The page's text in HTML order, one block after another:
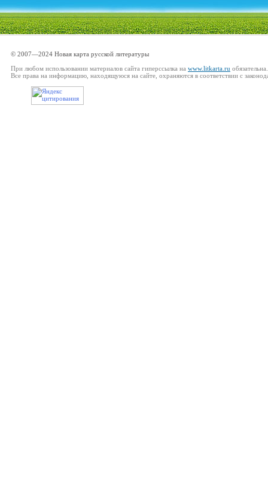
© 2007—2024 Новая карта русской литературы
При любом использовании материалов сайта гиперссылка на www.litkarta.ru обязательна.
Все права на информацию, находящуюся на сайте, охраняются в соответствии с